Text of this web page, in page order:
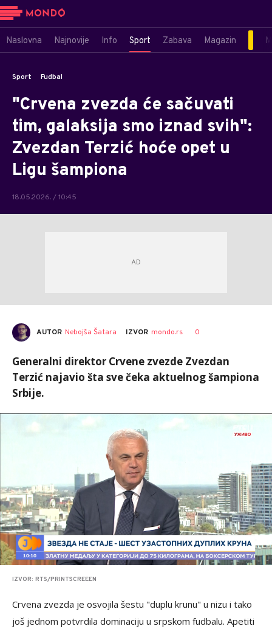
Naslovna Najnovije Info Sport Zabava Magazin
Sport Fudbal
"Crvena zvezda će sačuvati
tim, galaksija smo iznad svih":
Zvezdan Terzić hoće opet u
Ligu šampiona
18.05.2026. / 10:45
AUTOR Nebojša Šatara IZVOR mondo.rs 0
Generalni direktor Crvene zvezde Zvezdan
Terzić najavio šta sve čeka aktuelnog šampiona
Srbije.
IZVOR: RTS/PRINTSCREEEN
Crvena zvezda je osvojila šestu "duplu krunu" u nizu i tako
još jednom potvrdila dominaciju u srpskom fudbalu. Apetiti